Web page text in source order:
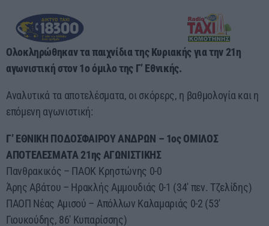
Ολοκληρώθηκαν τα παιχνίδια της Κυριακής για την 21η
αγωνιστική στον 1ο όμιλο της Γ’ Εθνικής.
Αναλυτικά τα αποτελέσματα, οι σκόρερς, η βαθμολογία και η
επόμενη αγωνιστική:
Γ’ ΕΘΝΙΚΗ ΠΟΔΟΣΦΑΙΡΟΥ ΑΝΔΡΩΝ – 1ος ΟΜΙΛΟΣ
ΑΠΟΤΕΛΕΣΜΑΤΑ 21ης ΑΓΩΝΙΣΤΙΚΗΣ
Πανθρακικός – ΠΑΟΚ Κρηστώνης 0-0
Άρης Αβάτου – Ηρακλής Αμμουδιάς 0-1 (34′ πεν. Τζελίδης)
ΠΑΟΠ Νέας Αμισού – Απόλλων Καλαμαριάς 0-2 (53′
Γιουκούδης, 86′ Κυπαρίσσης)